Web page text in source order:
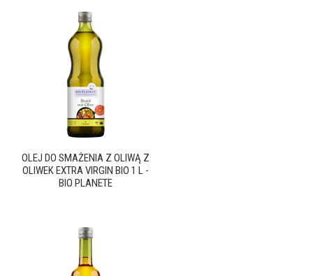
OLEJ DO SMAŻENIA Z OLIWĄ Z
OLIWEK EXTRA VIRGIN BIO 1 L -
BIO PLANETE